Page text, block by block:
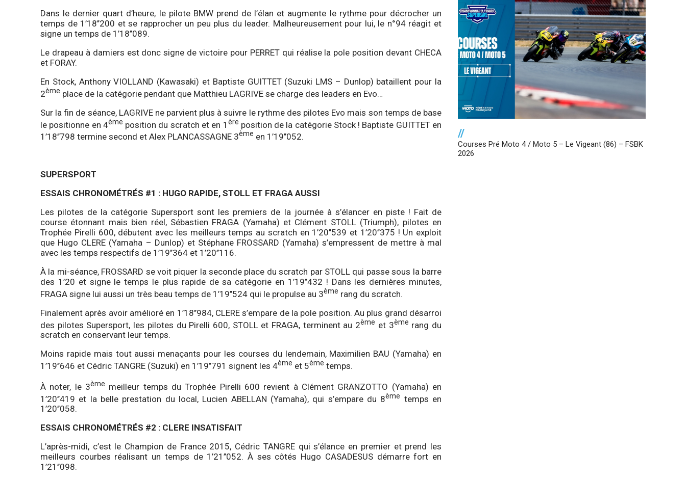
Dans le dernier quart d’heure, le pilote BMW prend de l’élan et augmente le rythme pour décrocher un
temps de 1’18’’200 et se rapprocher un peu plus du leader. Malheureusement pour lui, le n°94 réagit et
signe un temps de 1’18’’089.
Le drapeau à damiers est donc signe de victoire pour PERRET qui réalise la pole position devant CHECA
et FORAY.
En Stock, Anthony VIOLLAND (Kawasaki) et Baptiste GUITTET (Suzuki LMS – Dunlop) bataillent pour la
2ème place de la catégorie pendant que Matthieu LAGRIVE se charge des leaders en Evo…
Sur la fin de séance, LAGRIVE ne parvient plus à suivre le rythme des pilotes Evo mais son temps de base
le positionne en 4ème position du scratch et en 1 ère position de la catégorie Stock ! Baptiste GUITTET en
1’18’’798 termine second et Alex PLANCASSAGNE 3ème en 1’19’’052.
SUPERSPORT
ESSAIS CHRONOMÉTRÉS #1 : HUGO RAPIDE, STOLL ET FRAGA AUSSI
Les pilotes de la catégorie Supersport sont les premiers de la journée à s’élancer en piste ! Fait de
course étonnant mais bien réel, Sébastien FRAGA (Yamaha) et Clément STOLL (Triumph), pilotes en
Trophée Pirelli 600, débutent avec les meilleurs temps au scratch en 1’20’’539 et 1’20’’375 ! Un exploit
que Hugo CLERE (Yamaha – Dunlop) et Stéphane FROSSARD (Yamaha) s’empressent de mettre à mal
avec les temps respectifs de 1’19’’364 et 1’20’’116.
À la mi-séance, FROSSARD se voit piquer la seconde place du scratch par STOLL qui passe sous la barre
des 1’20 et signe le temps le plus rapide de sa catégorie en 1’19’’432 ! Dans les dernières minutes,
FRAGA signe lui aussi un très beau temps de 1’19’’524 qui le propulse au 3ème rang du scratch.
Finalement après avoir amélioré en 1’18’’984, CLERE s’empare de la pole position. Au plus grand désarroi
des pilotes Supersport, les pilotes du Pirelli 600, STOLL et FRAGA, terminent au 2ème et 3ème rang du
scratch en conservant leur temps.
Moins rapide mais tout aussi menaçants pour les courses du lendemain, Maximilien BAU (Yamaha) en
1’19’’646 et Cédric TANGRE (Suzuki) en 1’19’’791 signent les 4ème et 5ème temps.
À noter, le 3ème meilleur temps du Trophée Pirelli 600 revient à Clément GRANZOTTO (Yamaha) en
1’20’’419 et la belle prestation du local, Lucien ABELLAN (Yamaha), qui s’empare du 8ème temps en
1’20’’058.
ESSAIS CHRONOMÉTRÉS #2 : CLERE INSATISFAIT
L’après-midi, c’est le Champion de France 2015, Cédric TANGRE qui s’élance en premier et prend les
meilleurs courbes réalisant un temps de 1’21’’052. À ses côtés Hugo CASADESUS démarre fort en
1’21’’098.
//
Courses Pré Moto 4 / Moto 5 – Le Vigeant (86) – FSBK
2026